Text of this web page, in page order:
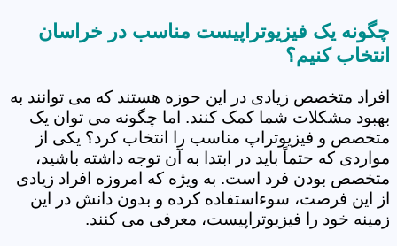
چگونه یک فیزیوتراپیست مناسب در خراسان
انتخاب کنیم؟
افراد متخصص زیادی در این حوزه هستند که می توانند به
بهبود مشکلات شما کمک کنند. اما چگونه می توان یک
متخصص و فیزیوتراپ مناسب را انتخاب کرد؟ یکی از
مواردی که حتماً باید در ابتدا به آن توجه داشته باشید،
متخصص بودن فرد است. به ویژه که امروزه افراد زیادی
از این فرصت، سوءاستفاده کرده و بدون دانش در این
زمینه خود را فیزیوتراپیست، معرفی می کنند.